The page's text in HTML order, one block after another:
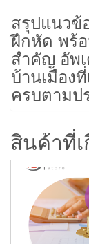
สรุปแนวข้
ฝึกหัด พร้
สำคัญ อัพ
บ้านเมือง
ครบตามป
สินค้าที่